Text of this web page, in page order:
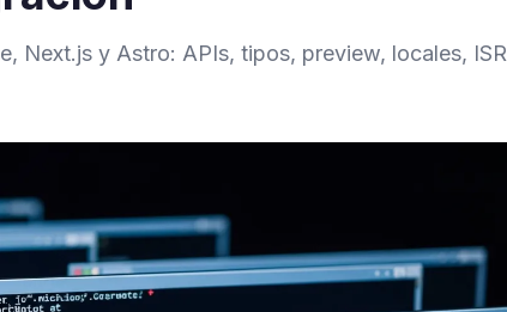
Next.js y Astro: APIs, tipos, preview, locales,